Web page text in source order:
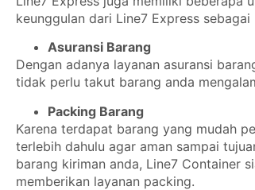
keunggulan dari Line7 Express sebagai
Asuransi Barang
Dengan adanya layanan asuransi
tidak perlu takut barang anda
Packing Barang
Karena terdapat barang yang mudah
terlebih dahulu agar aman sampai
barang kiriman anda, Line7 Container
memberikan layanan packing.